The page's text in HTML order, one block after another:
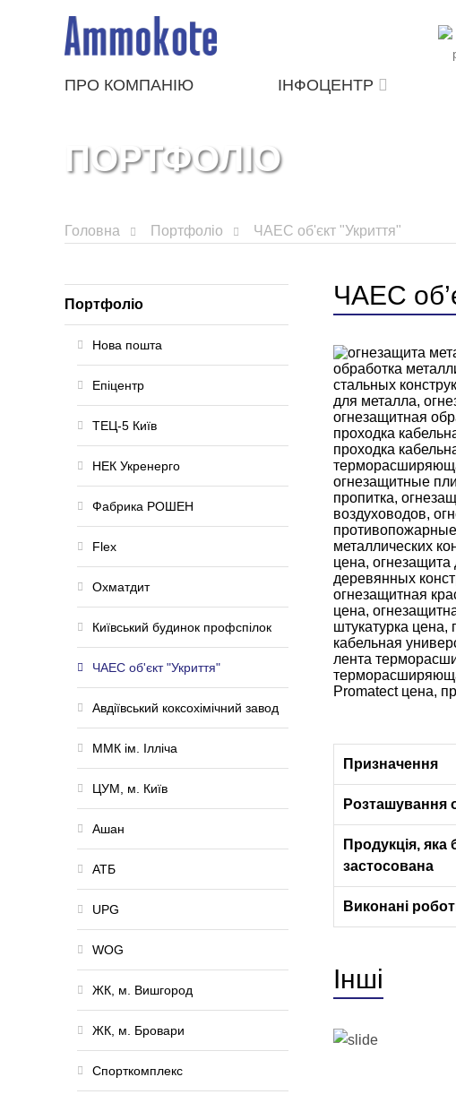
ПРО КОМПАНІЮ ІНФОЦЕНТР
ПОРТФОЛІО
Головна Портфоліо ЧАЕС об'єкт "Укриття"
Портфоліо
Нова пошта
Епіцентр
ТЕЦ-5 Київ
НЕК Укренерго
Фабрика РОШЕН
Flex
Охматдит
Київський будинок профспілок
ЧАЕС об'єкт "Укриття"
Авдіївський коксохімічний завод
ММК ім. Ілліча
ЦУМ, м. Київ
Ашан
АТБ
UPG
WOG
ЖК, м. Вишгород
ЖК, м. Бровари
Спорткомплекс
ЧАЕС
Призначення
Розташування
Продукція, яка
застосована
Виконані
Інші